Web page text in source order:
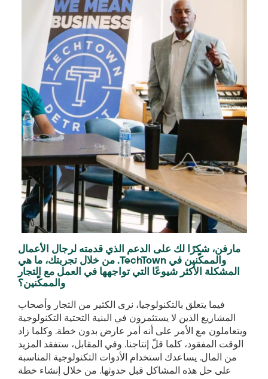
مارفن، شكرًا لك على الدعم الذي قدمته لرجال الأعمال
والممكّنين في TechTown. من خلال تجربتك، ما هي
المشكلة الأكثر شيوعًا التي تواجهها في العمل مع التجار
والممكّنين؟
فيما يتعلق بالتكنولوجيا، نرى الكثير من التجار وأصحاب
المشاريع الذين لا يستثمرون في البنية التحتية التكنولوجية
ويتعاملون مع الأمر على أنه أمر عارض بدون خطة. وكلما زاد
الوقت المفقود، كلما قلّ إنتاجنا. وفي المقابل، ستفقد المزيد
من المال. يساعدك استخدام الأدوات التكنولوجية المناسبة
على حل هذه المشاكل قبل حدوثها. من خلال إنشاء خطة